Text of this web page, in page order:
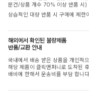
문건/상품 개수 70% 이상 반품 시)
상습적인 대량 반품 시 구매에 제한
해외에서 확인된 불량제품
반품/교환 안내
국내에서 배송 받은 상품을 개인적
해당 제품이 클릭앤퍼니로 도착된
배비에 한해서 운송비를 부담 합니다